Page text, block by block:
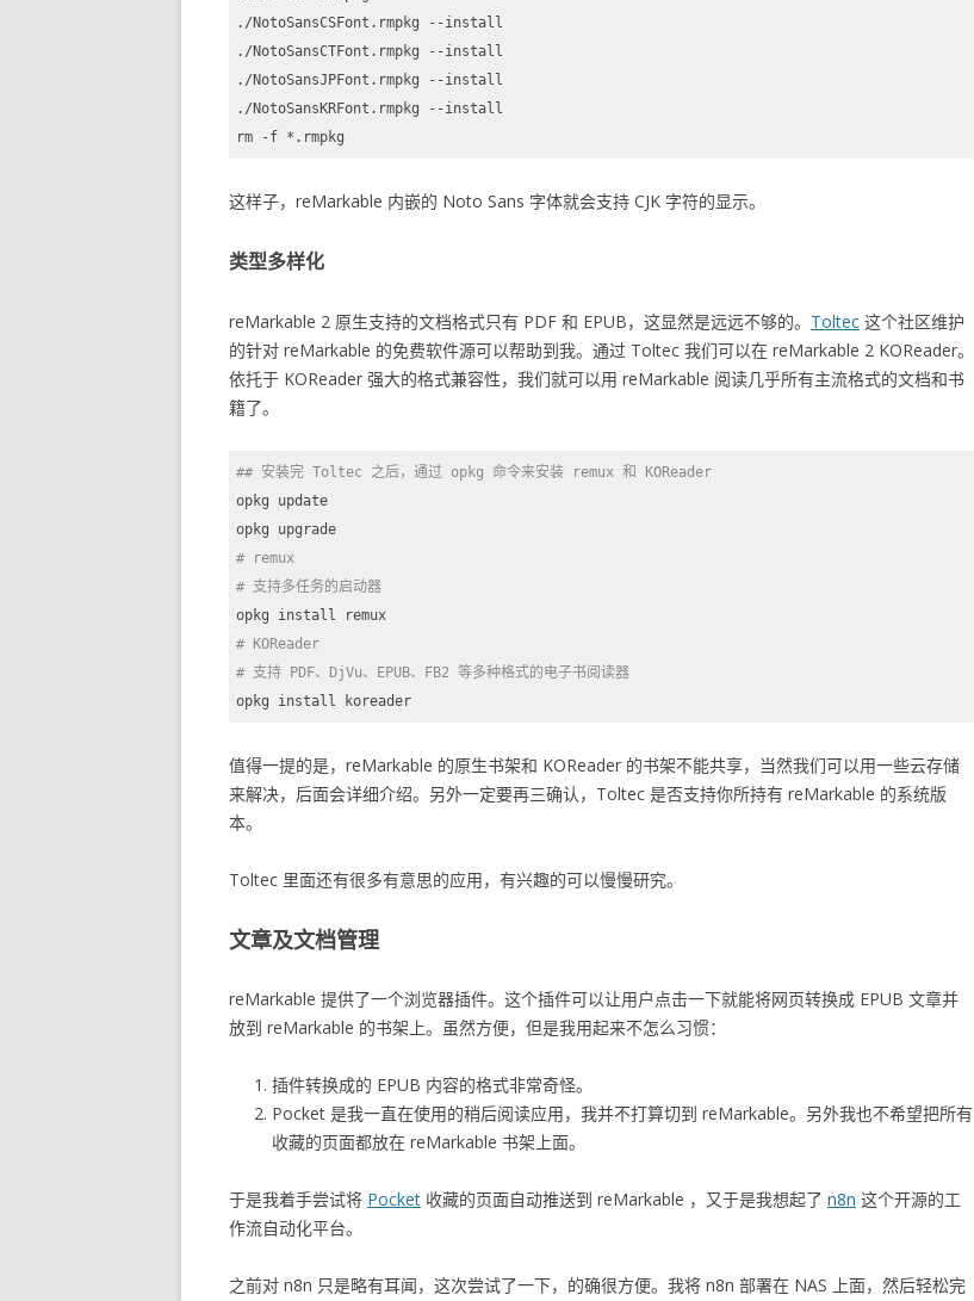
./NotoSansCSFont.rmpkg --install
./NotoSansCTFont.rmpkg --install
./NotoSansJPFont.rmpkg --install
./NotoSansKRFont.rmpkg --install
rm -f *.rmpkg
这样子，reMarkable 内嵌的 Noto Sans 字体就会支持 CJK 字符的显示。
类型多样化
reMarkable 2 原生支持的文档格式只有 PDF 和 EPUB，这显然是远远不够的。 Toltec 这个社区维护
的针对 reMarkable 的免费软件源可以帮助到我。通过 Toltec 我们可以在 reMarkable 2 KOReader。
依托于 KOReader 强大的格式兼容性，我们就可以用 reMarkable 阅读几乎所有主流格式的文档和书
籍了。
## 安装完 Toltec 之后，通过 opkg 命令来安装 remux 和 KOReader
opkg update
# remux
# 支持多任务的启动器
# KOReader
# 支持 PDF、DjVu、EPUB、FB2 等多种格式的电子书阅读器
opkg install koreader
值得一提的是，reMarkable 的原生书架和 KOReader 的书架不能共享，当然我们可以用一些云存储
来解决，后面会详细介绍。另外一定要再三确认，Toltec 是否支持你所持有 reMarkable 的系统版
本。
Toltec 里面还有很多有意思的应用，有兴趣的可以慢慢研究。
文章及文档管理
reMarkable 提供了一个浏览器插件。这个插件可以让用户点击一下就能将网页转换成 EPUB 文章并
放到 reMarkable 的书架上。虽然方便，但是我用起来不怎么习惯：
插件转换成的 EPUB 内容的格式非常奇怪。
Pocket 是我一直在使用的稍后阅读应用，我并不打算切到 reMarkable。另外我也不希望把所有
收藏的页面都放在 reMarkable 书架上面。
于是我着手尝试将 Pocket 收藏的页面自动推送到 reMarkable ，又于是我想起了 n8n 这个开源的工
作流自动化平台。
之前对 n8n 只是略有耳闻，这次尝试了一下，的确很方便。我将 n8n 部署在 NAS 上面，然后轻松完